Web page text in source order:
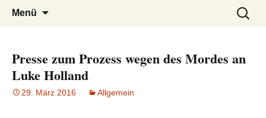
burak
Menü
Suchen
nach:
Presse zum Prozess wegen des Mordes an
Luke Holland
29. März 2016 Allgemein